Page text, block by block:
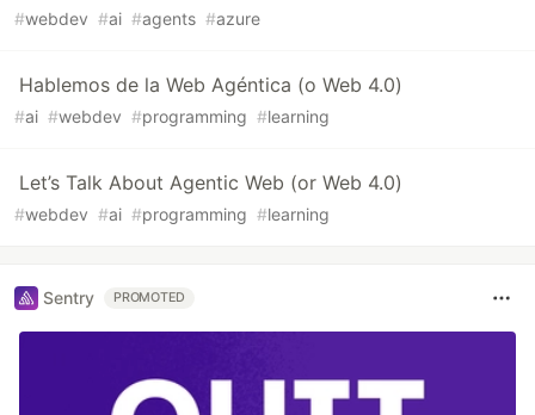
#webdev #ai #agents #azure
Hablemos de la Web Agéntica (o Web 4.0)
#ai #webdev #programming #learning
Let’s Talk About Agentic Web (or Web 4.0)
#webdev #ai #programming #learning
Sentry PROMOTED